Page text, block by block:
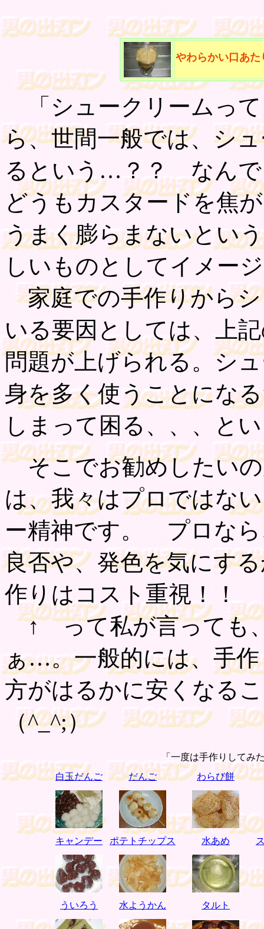
やわらかい口あた
「シュークリームっ
ら、世間一般では、シ
るという…？？ なん
どうもカスタードを焦
うまく膨らまないとい
しいものとしてイメー
家庭での手作りから
いる要因としては、上
問題が上げられる。シ
身を多く使うことにな
しまって困る、、、と
そこでお勧めしたいの
は、我々はプロではな
ー精神です。 プロな
良否や、発色を気にす
作りはコスト重視！！
↑ って私が言っても
ぁ…。一般的には、手
方がはるかに安くなる
（^_^;）
「一度は手作りして
白玉だんご
だんご わらび餅
キャンデー ポテトチップス 水あめ
ういろう 水ようかん タルト